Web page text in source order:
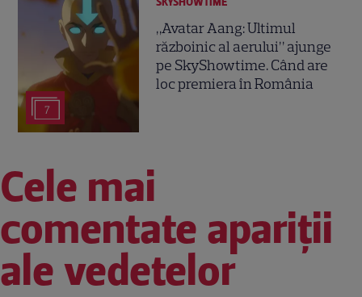
7
„Avatar Aang: Ultimul
războinic al aerului” ajunge
pe SkyShowtime. Când are
loc premiera în România
Cele mai
comentate apariții
ale vedetelor